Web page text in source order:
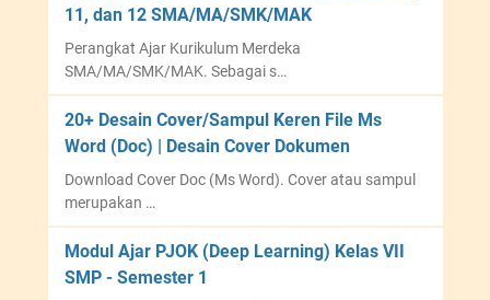
11, dan 12 SMA/MA/SMK/MAK
Perangkat Ajar Kurikulum Merdeka
SMA/MA/SMK/MAK. Sebagai s…
20+ Desain Cover/Sampul Keren File Ms
Word (Doc) | Desain Cover Dokumen
Download Cover Doc (Ms Word). Cover atau sampul
merupakan …
Modul Ajar PJOK (Deep Learning) Kelas VII
SMP - Semester 1